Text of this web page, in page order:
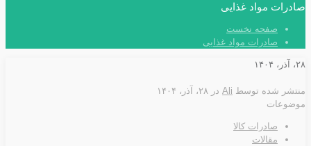
صادرات مواد غذایی
صفحه نخست
صادرات مواد غذایی
۲۸، آذر، ۱۴۰۴
منتشر شده توسط Ali در ۲۸، آذر، ۱۴۰۴
موضوعات
صادرات کالا
مقالات